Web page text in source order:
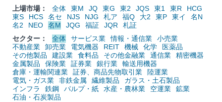
上場市場：
全体 東M JQ 東G 東2 JQS 東1 東R
HCG
東S
HCS 名セ NJS NJG 札ア 福Q 大2 東P 東イ
名N
名2
NEO 名M JQG 福証 JQR
札証
セクター：
全体 サービス業 情報・通信業
小売業
不動産業
卸売業 電気機器 REIT 機械 化学
医薬品
その他製品
建設業 食料品 その他金融業 通信業
精密機器
金属製品
保険業 証券業 銀行業
輸送用機器
倉庫・運輸関連業
証券、商品先物取引業
陸運業
電気・ガス業
非鉄金属 繊維製品
ガラス・土石製品
インフラ
鉄鋼 パルプ・紙 水産・農林業 空運業
鉱業
石油・石炭製品